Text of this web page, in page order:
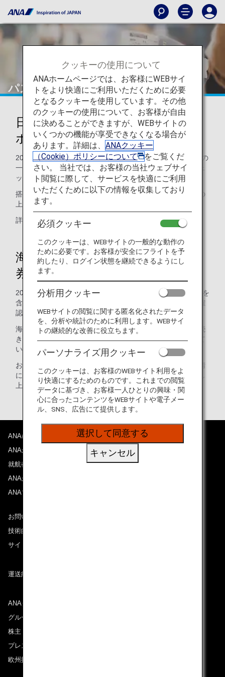
パスポートチェック
日本発国際線搭乗ゲートでのパス
ポートチェックについて
2008年7月1日より、国土交通省の指導に基づき、テロ対策の
一環として日本発全ての国際線搭乗ゲートでパスポートチェ
ックを実施しています。
搭乗ゲートでは、あらかじめパスポートと搭乗券をご用意の
上お待ちいただきますようご協力をお願いいたします。
詳しくは国土交通省 のホームページをご参照ください。
海外各空港における搭乗口での旅
券等の確認について
2005年12月22日から、日本の入管法が改正され、航空会社を
含めすべての運送業者に対して、旅券（パスポート）等の確
認義務が課せられています。
海外空港を出発し日本に向かうお客様に対しては、搭乗手続
きの際だけではなく、搭乗口においても旅券等を確認させて
いただきます。
お客様には大変お手数をお掛けいたしますが、日本当局要請
による確認となっております。ご理解ご協力の程お願い申し
上げます。
ANAについて
ANAからのお知らせ
就航都市
ANAがお約束する体験
ANAマイレージクラブ
お問い合わせ
技術的なお問い合わせ（推奨環境）
サイトマップ
運送約款
ANAグループについて
グループ企業一覧
株主・投資家情報
プレスリリース
欧州採用情報
クッキーの使用について
ANAホームページでは、お客様にWEBサイ
トをより快適にご利用いただくために必要
となるクッキーを使用しています。その他
のクッキーの使用について、お客様が自由
に決めることができますが、WEBサイトの
いくつかの機能が享受できなくなる場合が
あります。詳細は、 ANAクッキー
（Cookie）ポリシーについて
をご覧くだ
さい。 当社では、お客様の当社ウェブサイ
ト閲覧に際して、サービスを快適にご利用
いただくために以下の情報を収集しており
ます。
必須クッキー
このクッキーは、WEBサイトの一般的な動作の
ために必要です。お客様が安全にフライトを予
約したり、ログイン状態を継続できるようにし
ます。
分析用クッキー
WEBサイトの閲覧に関する匿名化されたデータ
を、分析や統計のために利用します。WEBサイ
トの継続的な改善に役立ちます。
パーソナライズ用クッキー
このクッキーは、お客様のWEBサイト利用をよ
り快適にするためのものです。これまでの閲覧
データに基づき、お客様一人ひとりの興味・関
心に合ったコンテンツをWEBサイトや電子メー
ル、SNS、広告にて提供します。
選択して同意する
キャンセル